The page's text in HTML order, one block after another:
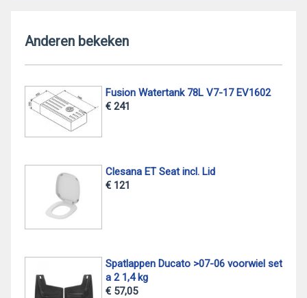
Anderen bekeken
Fusion Watertank 78L V7-17 EV1602
€ 241
Clesana ET Seat incl. Lid
€ 121
Spatlappen Ducato >07-06 voorwiel set
a 2 1,4 kg
€ 57,05